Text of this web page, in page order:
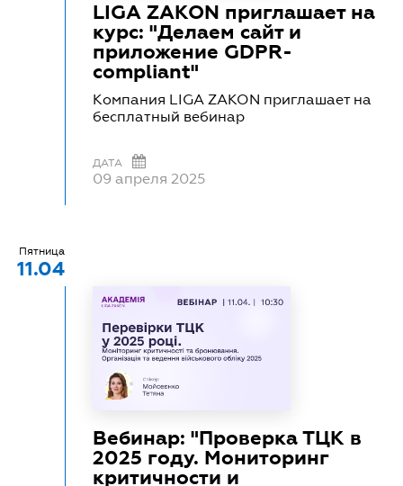
LIGA ZAKON приглашает на
курс: "Делаем сайт и
приложение GDPR-
compliant"
Компания LIGA ZAKON приглашает на
бесплатный вебинар
ДАТА
09 апреля 2025
Пятница
11.04
Вебинар: "Проверка ТЦК в
2025 году. Мониторинг
критичности и